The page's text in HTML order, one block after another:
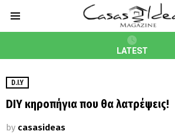
LATEST
D.I.Y
DIY κηροπήγια που θα λατρέψεις!
by casasideas